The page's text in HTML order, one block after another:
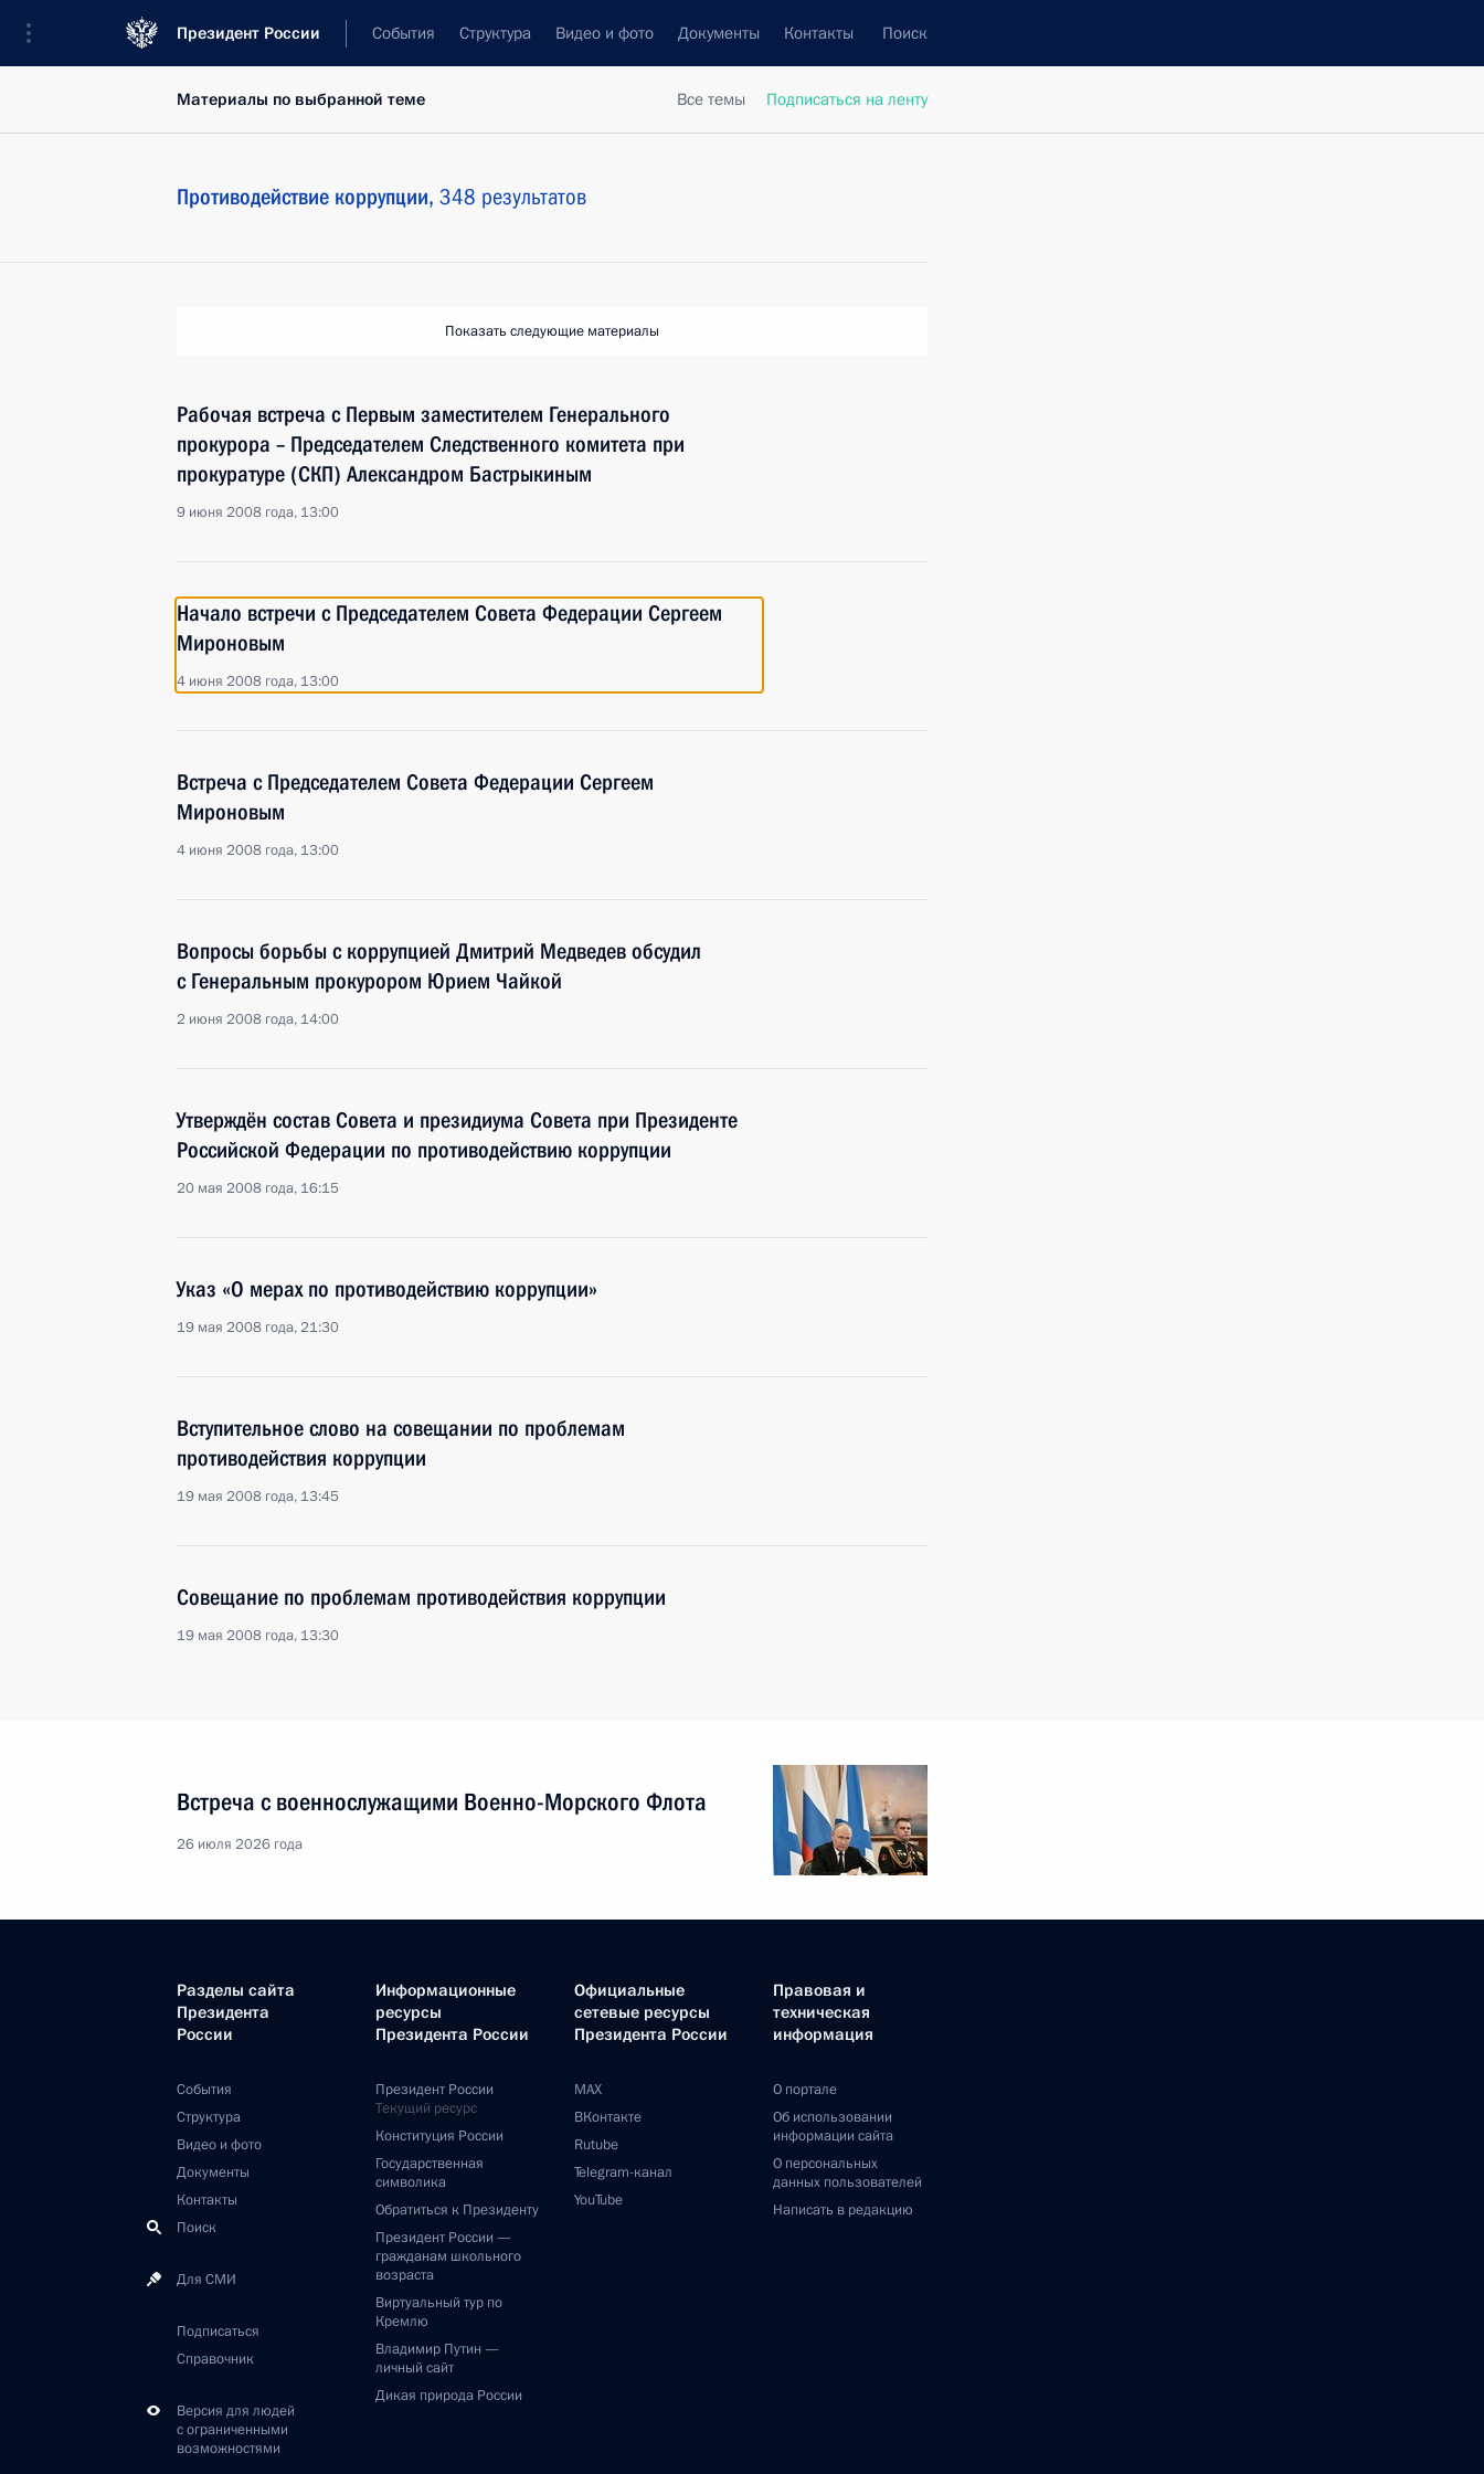
Президент России События Структура Видео и фото Документы Контакты Поиск
Все темы Подписаться на ленту
Материалы по выбранной теме
Противодействие коррупции, 348 результатов
Показать следующие материалы
Рабочая встреча с Первым заместителем Генерального
прокурора – Председателем Следственного комитета при
прокуратуре (СКП) Александром Бастрыкиным
9 июня 2008 года, 13:00
Начало встречи с Председателем Совета Федерации Сергеем
Мироновым
4 июня 2008 года, 13:00
Встреча с Председателем Совета Федерации Сергеем
Мироновым
4 июня 2008 года, 13:00
Вопросы борьбы с коррупцией Дмитрий Медведев обсудил
с Генеральным прокурором Юрием Чайкой
2 июня 2008 года, 14:00
Утверждён состав Совета и президиума Совета при Президенте
Российской Федерации по противодействию коррупции
20 мая 2008 года, 16:15
Указ «О мерах по противодействию коррупции»
19 мая 2008 года, 21:30
Вступительное слово на совещании по проблемам
противодействия коррупции
19 мая 2008 года, 13:45
Совещание по проблемам противодействия коррупции
19 мая 2008 года, 13:30
Встреча с военнослужащими Военно-Морского Флота
26 июля 2026 года
Разделы сайта
Президента
России
События
Структура
Видео и фото
Документы
Контакты
Поиск
Для СМИ
Подписаться
Справочник
Версия для людей
с ограниченными
возможностями
Информационные
ресурсы
Президента России
Президент России
Текущий ресурс
Конституция России
Государственная
символика
Обратиться к Президенту
Президент России —
гражданам школьного
возраста
Виртуальный тур по
Кремлю
Владимир Путин —
личный сайт
Дикая природа России
Официальные
сетевые ресурсы
Президента России
MAX
ВКонтакте
Rutube
Telegram-канал
YouTube
Правовая и
техническая
информация
О портале
Об использовании
информации сайта
О персональных
данных пользователей
Написать в редакцию